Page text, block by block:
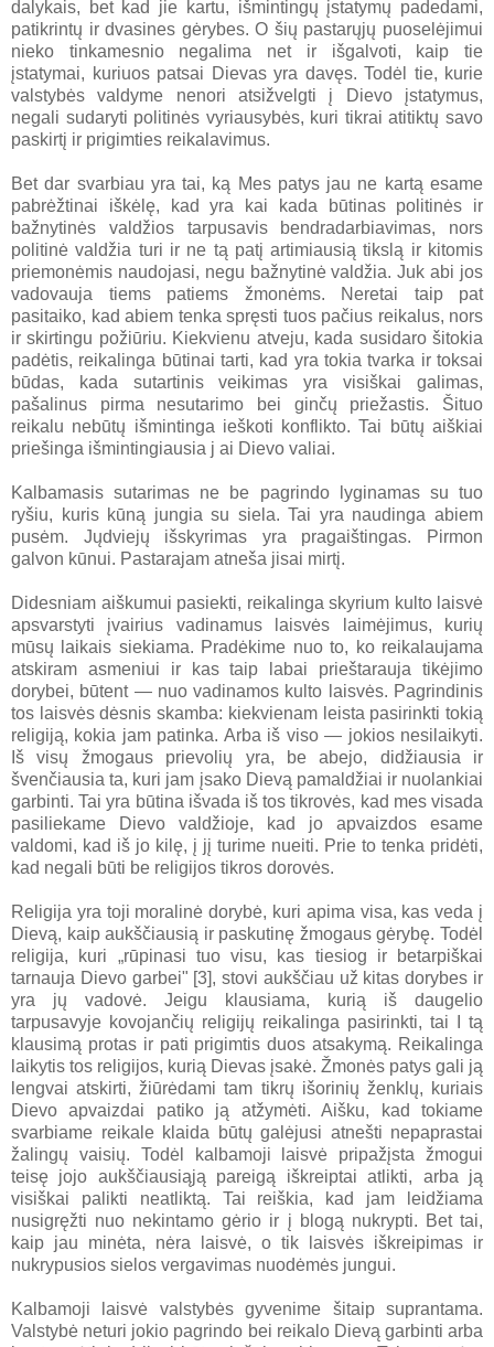
dalykais, bet kad jie kartu, išmintingų įstatymų padedami,
patikrintų ir dvasines gėrybes. O šių pastarųjų puoselėjimui
nieko tinkamesnio negalima net ir išgalvoti, kaip tie
įstatymai, kuriuos patsai Dievas yra davęs. Todėl tie, kurie
valstybės valdyme nenori atsižvelgti į Dievo įstatymus,
negali sudaryti politinės vyriausybės, kuri tikrai atitiktų savo
paskirtį ir prigimties reikalavimus.
Bet dar svarbiau yra tai, ką Mes patys jau ne kartą esame
pabrėžtinai iškėlę, kad yra kai kada būtinas politinės ir
bažnytinės valdžios tarpusavis bendradarbiavimas, nors
politinė valdžia turi ir ne tą patį artimiausią tikslą ir kitomis
priemonėmis naudojasi, negu bažnytinė valdžia. Juk abi jos
vadovauja tiems patiems žmonėms. Neretai taip pat
pasitaiko, kad abiem tenka spręsti tuos pačius reikalus, nors
ir skirtingu požiūriu. Kiekvienu atveju, kada susidaro šitokia
padėtis, reikalinga būtinai tarti, kad yra tokia tvarka ir toksai
būdas, kada sutartinis veikimas yra visiškai galimas,
pašalinus pirma nesutarimo bei ginčų priežastis. Šituo
reikalu nebūtų išmintinga ieškoti konflikto. Tai būtų aiškiai
priešinga išmintingiausia j ai Dievo valiai.
Kalbamasis sutarimas ne be pagrindo lyginamas su tuo
ryšiu, kuris kūną jungia su siela. Tai yra naudinga abiem
pusėm. Jųdviejų išskyrimas yra pragaištingas. Pirmon
galvon kūnui. Pastarajam atneša jisai mirtį.
Didesniam aiškumui pasiekti, reikalinga skyrium kulto laisvė
apsvarstyti įvairius vadinamus laisvės laimėjimus, kurių
mūsų laikais siekiama. Pradėkime nuo to, ko reikalaujama
atskiram asmeniui ir kas taip labai prieštarauja tikėjimo
dorybei, būtent — nuo vadinamos kulto laisvės. Pagrindinis
tos laisvės dėsnis skamba: kiekvienam leista pasirinkti tokią
religiją, kokia jam patinka. Arba iš viso — jokios nesilaikyti.
Iš visų žmogaus prievolių yra, be abejo, didžiausia ir
švenčiausia ta, kuri jam įsako Dievą pamaldžiai ir nuolankiai
garbinti. Tai yra būtina išvada iš tos tikrovės, kad mes visada
pasiliekame Dievo valdžioje, kad jo apvaizdos esame
valdomi, kad iš jo kilę, į jį turime nueiti. Prie to tenka pridėti,
kad negali būti be religijos tikros dorovės.
Religija yra toji moralinė dorybė, kuri apima visa, kas veda į
Dievą, kaip aukščiausią ir paskutinę žmogaus gėrybę. Todėl
religija, kuri „rūpinasi tuo visu, kas tiesiog ir betarpiškai
tarnauja Dievo garbei" [3], stovi aukščiau už kitas dorybes ir
yra jų vadovė. Jeigu klausiama, kurią iš daugelio
tarpusavyje kovojančių religijų reikalinga pasirinkti, tai I tą
klausimą protas ir pati prigimtis duos atsakymą. Reikalinga
laikytis tos religijos, kurią Dievas įsakė. Žmonės patys gali ją
lengvai atskirti, žiūrėdami tam tikrų išorinių ženklų, kuriais
Dievo apvaizdai patiko ją atžymėti. Aišku, kad tokiame
svarbiame reikale klaida būtų galėjusi atnešti nepaprastai
žalingų vaisių. Todėl kalbamoji laisvė pripažįsta žmogui
teisę jojo aukščiausiąją pareigą iškreiptai atlikti, arba ją
visiškai palikti neatliktą. Tai reiškia, kad jam leidžiama
nusigręžti nuo nekintamo gėrio ir į blogą nukrypti. Bet tai,
kaip jau minėta, nėra laisvė, o tik laisvės iškreipimas ir
nukrypusios sielos vergavimas nuodėmės jungui.
Kalbamoji laisvė valstybės gyvenime šitaip suprantama.
Valstybė neturi jokio pagrindo bei reikalo Dievą garbinti arba